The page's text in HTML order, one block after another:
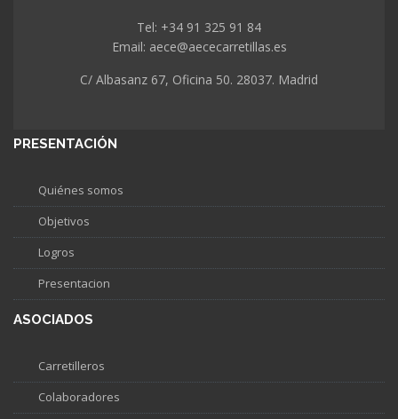
Tel: +34 91 325 91 84
Email: aece@aececarretillas.es
C/ Albasanz 67, Oficina 50. 28037. Madrid
PRESENTACIÓN
Quiénes somos
Objetivos
Logros
Presentacion
ASOCIADOS
Carretilleros
Colaboradores